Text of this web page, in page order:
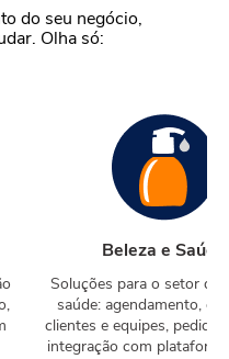
do seu negócio,
Olha só:
Beleza e Saúde
Soluções para o setor de
saúde: agendamento,
clientes e equipes,
integração com